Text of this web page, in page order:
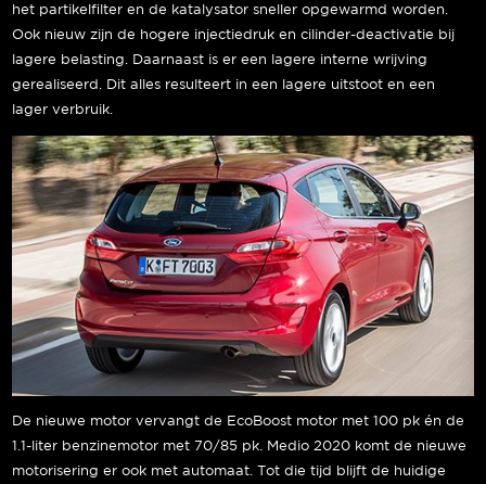
het partikelfilter en de katalysator sneller opgewarmd worden.
Ook nieuw zijn de hogere injectiedruk en cilinder-deactivatie bij
lagere belasting. Daarnaast is er een lagere interne wrijving
gerealiseerd. Dit alles resulteert in een lagere uitstoot en een
lager verbruik.
De nieuwe motor vervangt de EcoBoost motor met 100 pk én de
1.1-liter benzinemotor met 70/85 pk. Medio 2020 komt de nieuwe
motorisering er ook met automaat. Tot die tijd blijft de huidige